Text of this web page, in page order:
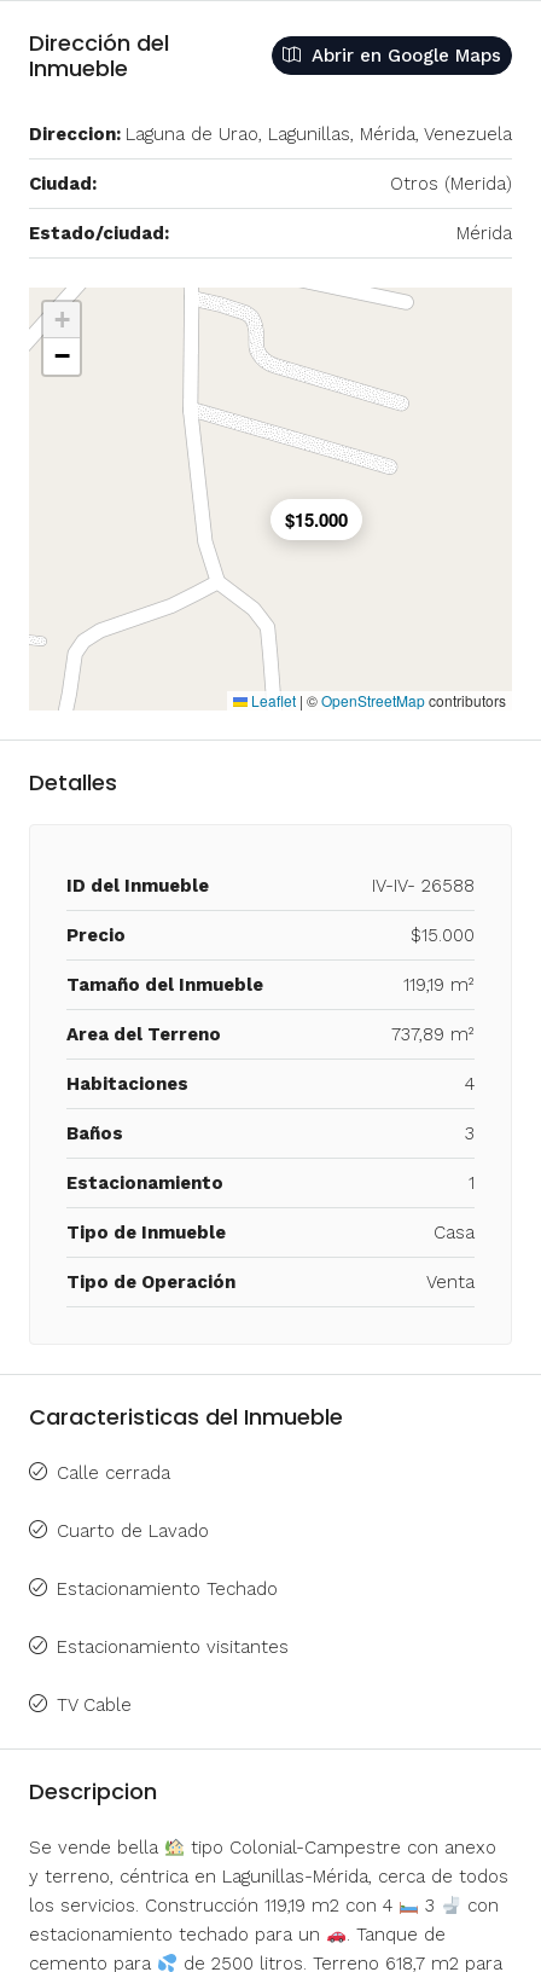
Dirección del
Inmueble
Abrir en Google Maps
Direccion: Laguna de Urao, Lagunillas, Mérida, Venezuela
Ciudad: Otros (Merida)
Estado/ciudad: Mérida
$15.000
+
−
Leaflet | ©OpenStreetMapcontributors
Detalles
ID del Inmueble IV-IV- 26588
Precio $15.000
Tamaño del Inmueble 119,19 m²
Area del Terreno 737,89 m²
Habitaciones 4
Baños 3
Estacionamiento 1
Tipo de Inmueble Casa
Tipo de Operación Venta
Caracteristicas del Inmueble
Calle cerrada
Cuarto de Lavado
Estacionamiento Techado
Estacionamiento visitantes
TV Cable
Descripcion
Se vende bella
tipo Colonial-Campestre con anexo
y terreno, céntrica en Lagunillas-Mérida, cerca de todos
los servicios. Construcción 119,19 m2 con 4
3
con
estacionamiento techado para un
. Tanque de
cemento para
de 2500 litros. Terreno 618,7 m2 para